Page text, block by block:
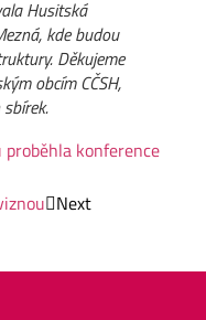
Husitská
kde budou
Děkujeme
obcím CČSH,
proběhla konference
Next